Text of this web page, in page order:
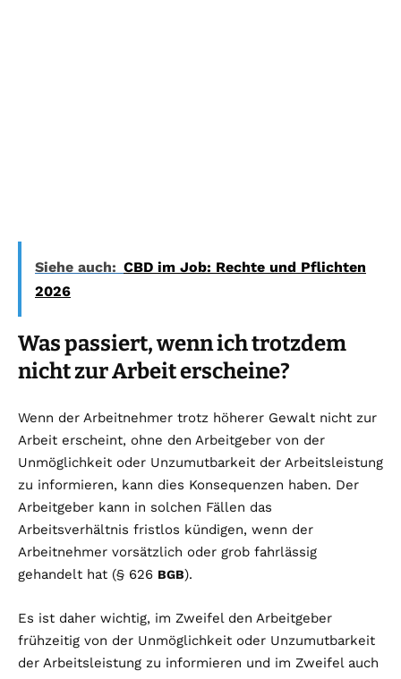
Siehe auch: CBD im Job: Rechte und Pflichten
2026
Was passiert, wenn ich trotzdem
nicht zur Arbeit erscheine?
Wenn der Arbeitnehmer trotz höherer Gewalt nicht zur
Arbeit erscheint, ohne den Arbeitgeber von der
Unmöglichkeit oder Unzumutbarkeit der Arbeitsleistung
zu informieren, kann dies Konsequenzen haben. Der
Arbeitgeber kann in solchen Fällen das
Arbeitsverhältnis fristlos kündigen, wenn der
Arbeitnehmer vorsätzlich oder grob fahrlässig
gehandelt hat (§ 626 BGB).
Es ist daher wichtig, im Zweifel den Arbeitgeber
frühzeitig von der Unmöglichkeit oder Unzumutbarkeit
der Arbeitsleistung zu informieren und im Zweifel auch